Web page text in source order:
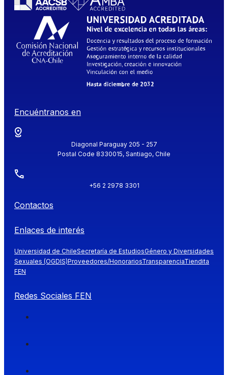
Encuéntranos en
Diagonal Paraguay 205 - 257
Postal Code 8330015, Santiago, Chile
+56 2 2978 3301
Contactos
Enlaces de interés
Universidad de ChileSecretaría de EstudiosGénero y Diversidades
Sexuales (OGDIS)Proveedores/HonorariosTransparenciaTiendita
FEN
Redes Sociales FEN